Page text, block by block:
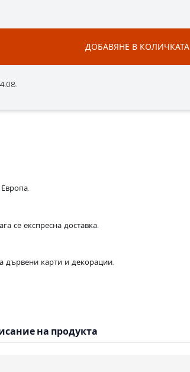
ДОБАВЯНЕ В КОЛИЧКАТА
се експресна доставка.
дървени карти и декорации.
на продукта